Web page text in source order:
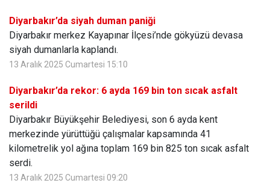
Diyarbakır’da siyah duman paniği
Diyarbakır merkez Kayapınar İlçesi’nde gökyüzü devasa
siyah dumanlarla kaplandı.
13 Aralık 2025 Cumartesi 15:10
Diyarbakır’da rekor: 6 ayda 169 bin ton sıcak asfalt
serildi
Diyarbakır Büyükşehir Belediyesi, son 6 ayda kent
merkezinde yürüttüğü çalışmalar kapsamında 41
kilometrelik yol ağına toplam 169 bin 825 ton sıcak asfalt
serdi.
13 Aralık 2025 Cumartesi 09:20